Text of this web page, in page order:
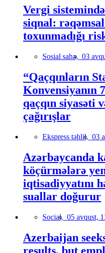
Vergi
siqnal:
toxunmadığı
Sosial sahə, 03
“Qaçqınların
Konvensiyanın
qaçqın siyasəti
çağırışlar
Ekspress təhlil, 03
Azərbaycanda
köçürmələrə
iqtisadiyyatını
suallar doğurur
Social, 05 avqust,
Azerbaijan
results, but